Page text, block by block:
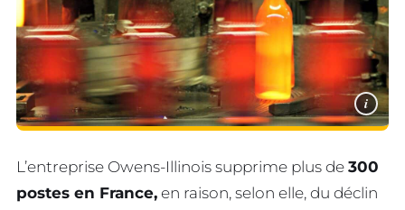
i
L’entreprise Owens-Illinois supprime plus de 300
postes en France, en raison, selon elle, du déclin